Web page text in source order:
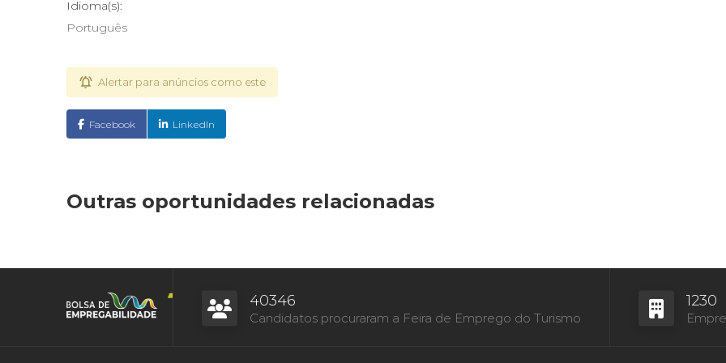
Idioma(s):
Português
Alertar para anúncios como este
Facebook LinkedIn
Outras oportunidades relacionadas
40346
Candidatos procuraram a Feira de Emprego do Turismo
1230